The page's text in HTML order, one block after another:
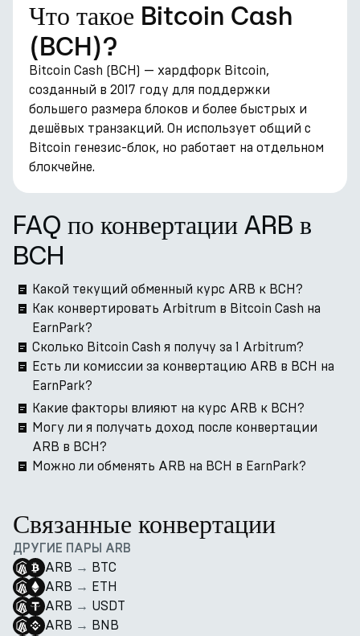
Что такое Bitcoin Cash
(BCH)?
Bitcoin Cash (BCH) — хардфорк Bitcoin,
созданный в 2017 году для поддержки
большего размера блоков и более быстрых и
дешёвых транзакций. Он использует общий с
Bitcoin генезис-блок, но работает на отдельном
блокчейне.
FAQ по конвертации ARB в
BCH
Какой текущий обменный курс ARB к BCH?
Как конвертировать Arbitrum в Bitcoin Cash на
EarnPark?
Сколько Bitcoin Cash я получу за 1 Arbitrum?
Есть ли комиссии за конвертацию ARB в BCH на
EarnPark?
Какие факторы влияют на курс ARB к BCH?
Могу ли я получать доход после конвертации
ARB в BCH?
Можно ли обменять ARB на BCH в EarnPark?
Связанные конвертации
ДРУГИЕ ПАРЫ ARB
ARB → BTC
ARB → ETH
ARB → USDT
ARB → BNB